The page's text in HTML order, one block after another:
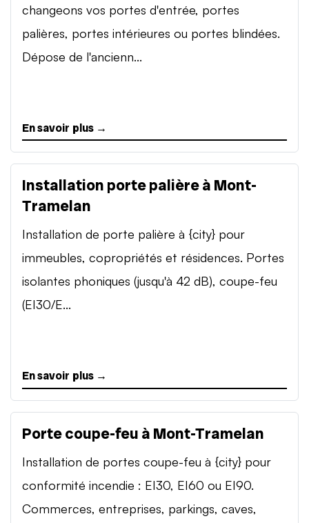
changeons vos portes d'entrée, portes
palières, portes intérieures ou portes blindées.
Dépose de l'ancienn...
En savoir plus →
Installation porte palière à Mont-
Tramelan
Installation de porte palière à {city} pour
immeubles, copropriétés et résidences. Portes
isolantes phoniques (jusqu'à 42 dB), coupe-feu
(EI30/E...
En savoir plus →
Porte coupe-feu à Mont-Tramelan
Installation de portes coupe-feu à {city} pour
conformité incendie : EI30, EI60 ou EI90.
Commerces, entreprises, parkings, caves,